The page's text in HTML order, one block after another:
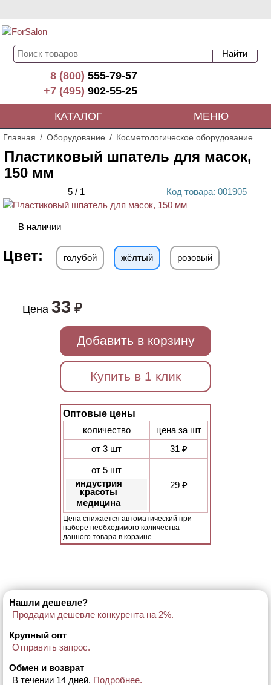
8 (800)555-79-57
+7 (495)902-55-25
КАТАЛОГ МЕНЮ
Главная Оборудование Косметологическое оборудование
Пластиковый шпатель для масок,
150 мм
5 / 1 Код товара: 001905
ХИТ
В наличии
Цвет: голубой жёлтый розовый
Цена 33 ₽
Добавить в корзину
Купить в 1 клик
Оптовые цены
количество
цена за шт
от 3 шт
31 ₽
от 5 шт
индустрия
красоты
медицина
29 ₽
Цена снижается автоматический при
наборе необходимого количества
данного товара в корзине.
Нашли дешевле?
Продадим дешевле конкурента на 2%.
Крупный опт
Отправить запрос.
Обмен и возврат
В течении 14 дней. Подробнее.